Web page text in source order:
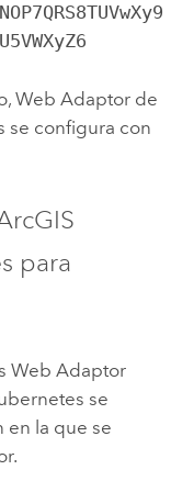
Web Adaptor de
se configura con
para
Web Adaptor
se
en la que se